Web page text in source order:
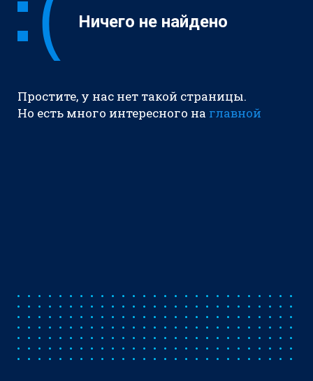
Ничего не найдено
Простите, у нас нет такой страницы.
Но есть много интересного на главной